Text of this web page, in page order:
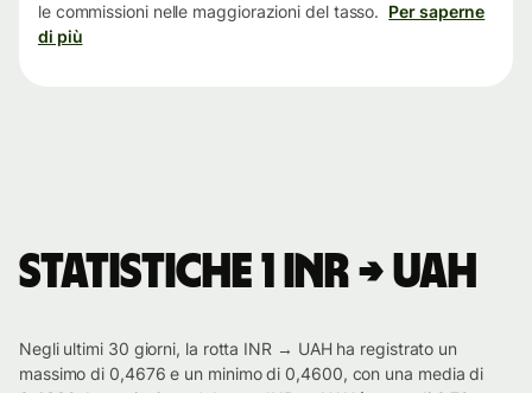
le commissioni nelle maggiorazioni del tasso. Per saperne
di più
Statistiche 1 INR → UAH
Negli ultimi 30 giorni, la rotta INR → UAH ha registrato un
massimo di 0,4676 e un minimo di 0,4600, con una media di